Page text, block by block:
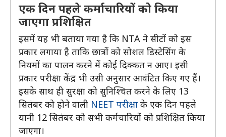
एक दिन पहले कर्माचारियों को किया
जाएगा प्रशिक्षित
इसमें यह भी बताया गया है कि NTA ने सीटों को इस
प्रकार लगाया है ताकि छात्रों को सोशल डिस्टेसिंग के
नियमों का पालन करने में कोई दिक्कत न आए। इसी
प्रकार परीक्षा केंद्र भी उसी अनुसार आवंटित किए गए हैं।
इसके साथ ही सुरक्षा को सुनिश्चित करने के लिए 13
सितंबर को होने वाली NEET परीक्षा के एक दिन पहले
यानी 12 सितंबर को सभी कर्मचारियों को प्रशिक्षित किया
जाएगा।